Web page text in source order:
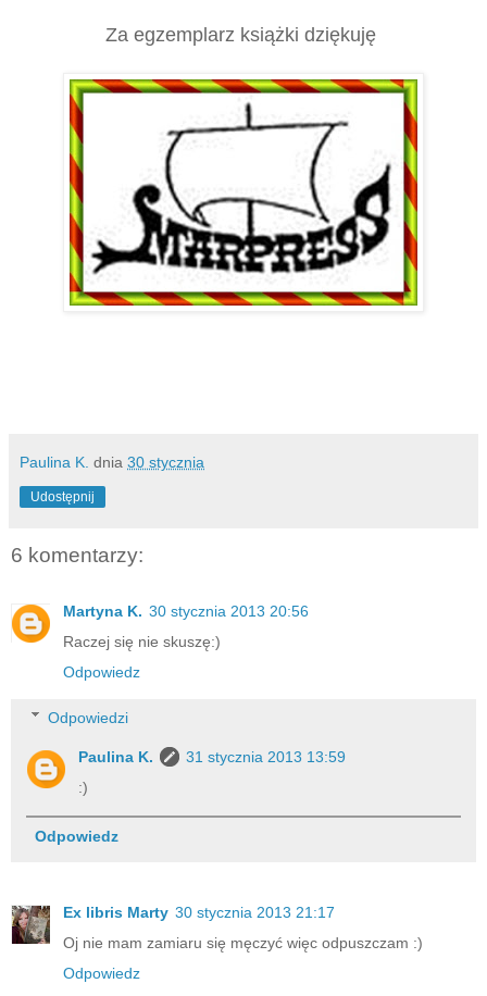
Za egzemplarz książki dziękuję
Paulina K. dnia 30 stycznia
Udostępnij
6 komentarzy:
Martyna K. 30 stycznia 2013 20:56
Raczej się nie skuszę:)
Odpowiedz
Odpowiedzi
Paulina K.
31 stycznia 2013 13:59
:)
Odpowiedz
Ex libris Marty 30 stycznia 2013 21:17
Oj nie mam zamiaru się męczyć więc odpuszczam :)
Odpowiedz